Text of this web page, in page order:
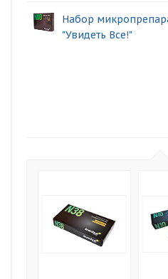
Набор
"Увидеть Все!"